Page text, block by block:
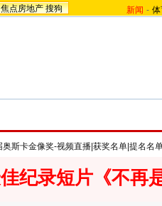
焦点房地产 搜狗 新闻 -
斯卡金像奖-视频直播|获奖名单|提名名
纪录短片《不再